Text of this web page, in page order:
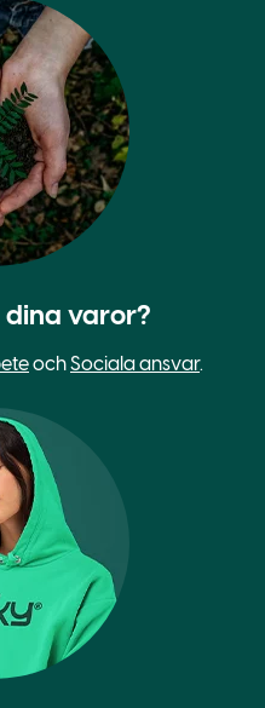
varor?
ochSociala ansvar.